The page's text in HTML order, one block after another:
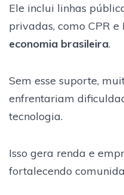
Ele inclui linhas
privadas, como CPR e
economia brasileira.
Sem esse suporte,
enfrentariam
tecnologia.
Isso gera renda e
fortalecendo